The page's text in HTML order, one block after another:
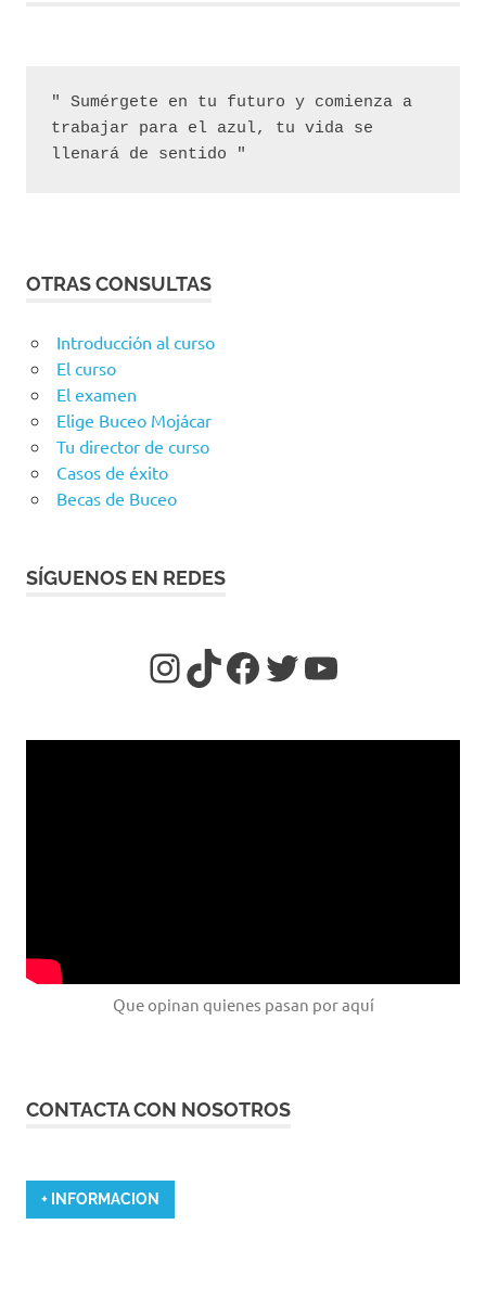
" Sumérgete en tu futuro y comienza a
trabajar para el azul, tu vida se
llenará de sentido "
OTRAS CONSULTAS
Introducción al curso
El curso
El examen
Elige Buceo Mojácar
Tu director de curso
Casos de éxito
Becas de Buceo
SÍGUENOS EN REDES
https://
TikTok
https://
Twitter
YouTube
Que opinan quienes pasan por aquí
CONTACTA CON NOSOTROS
+ INFORMACION